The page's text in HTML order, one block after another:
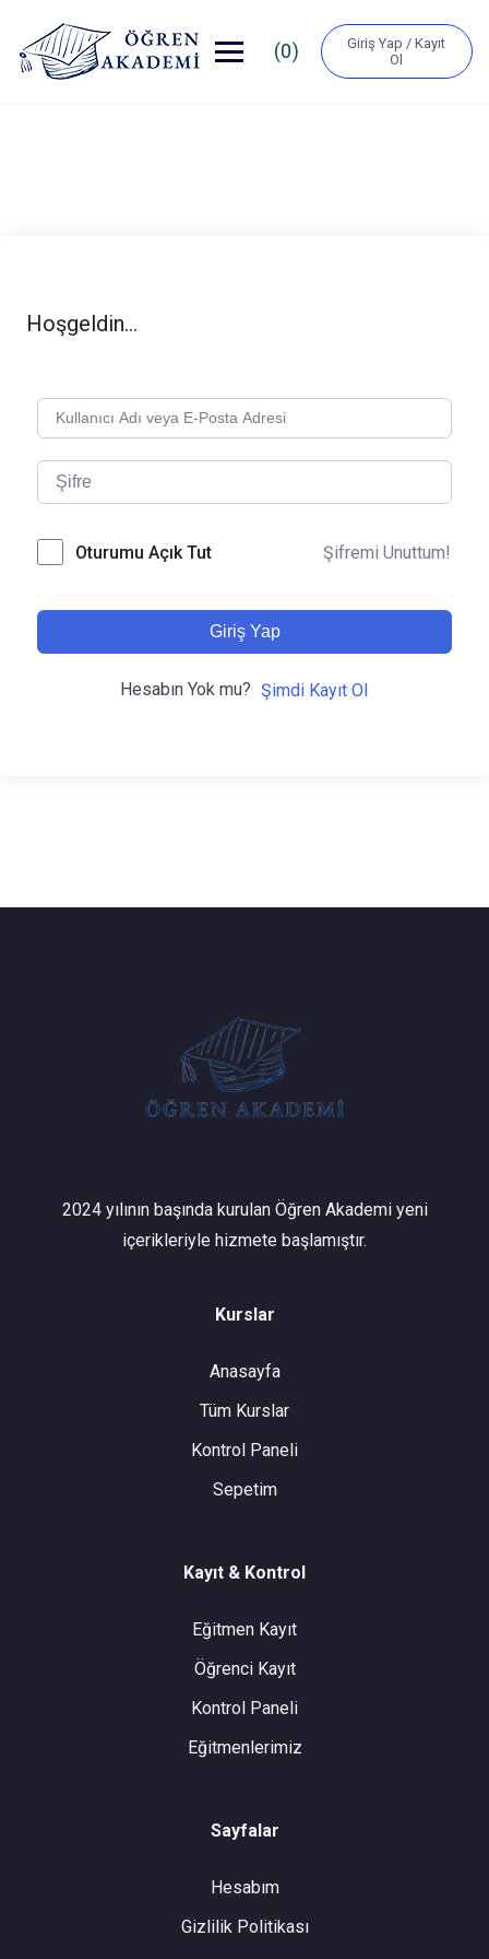
(0)
Giriş Yap / Kayıt
Ol
Hoşgeldin...
Oturumu Açık Tut Şifremi Unuttum!
Giriş Yap
Hesabın Yok mu? Şimdi Kayıt Ol
2024 yılının başında kurulan Öğren Akademi yeni
içerikleriyle hizmete başlamıştır.
Kurslar
Anasayfa
Tüm Kurslar
Kontrol Paneli
Sepetim
Kayıt & Kontrol
Eğitmen Kayıt
Öğrenci Kayıt
Kontrol Paneli
Eğitmenlerimiz
Sayfalar
Hesabım
Gizlilik Politikası